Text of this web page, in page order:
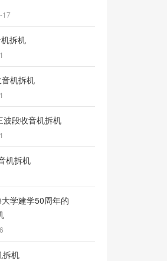
17
拆机
机拆机
波段收音机拆机
机拆机
学建学50周年的
拆机